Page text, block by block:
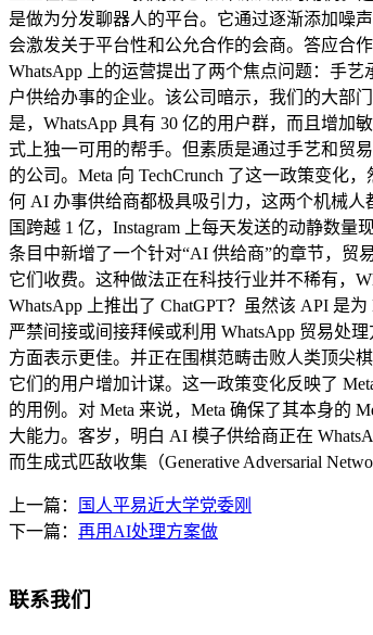
是做为分发聊器人的平台。它通过逐渐添加噪
会激发关于平台性和公允合作的会商。答应合
WhatsApp 上的运营提出了两个焦点问题：手
户供给办事的企业。该公司暗示，我们的大部
是，WhatsApp 具有 30 亿的用户群，而且增
式上独一可用的帮手。但素质是通过手艺和贸
的公司。Meta 向 TechCrunch 了这一政策变化
何 AI 办事供给商都极具吸引力，这两个机械人
国跨越 1 亿，Instagram 上每天发送的动静数量
条目中新增了一个针对“AI 供给商”的章节，贸
它们收费。这种做法正在科技行业并不稀有，
WhatsApp 上推出了 ChatGPT？虽然该 API 是
严禁间接或间接拜候或利用 WhatsApp 贸易处
方面表示更佳。并正在围棋范畴击败人类顶尖
它们的用户增加计谋。这一政策变化反映了
的用例。对 Meta 来说，Meta 确保了其本身的
大能力。客岁，明白 AI 模子供给商正在
而生成式匹敌收集（Generative Adversarial
上一篇：
国人平易近大学党委刚
下一篇： 再用AI处理方案做
联系我们